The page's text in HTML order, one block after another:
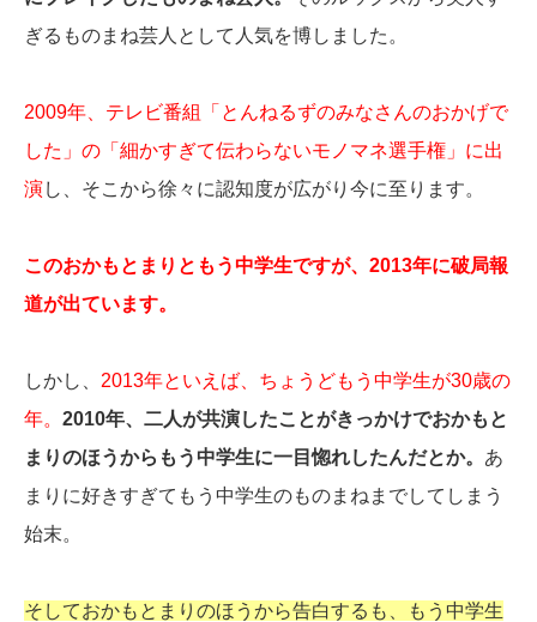
ぎるものまね芸人として人気を博しました。
2009年、テレビ番組「とんねるずのみなさんのおかげで
した」の「細かすぎて伝わらないモノマネ選手権」に出
演し、そこから徐々に認知度が広がり今に至ります。
このおかもとまりともう中学生ですが、2013年に破局報
道が出ています。
しかし、 2013年といえば、ちょうどもう中学生が30歳の
年。 2010年、二人が共演したことがきっかけでおかもと
まりのほうからもう中学生に一目惚れしたんだとか。 あ
まりに好きすぎてもう中学生のものまねまでしてしまう
始末。
そしておかもとまりのほうから告白するも、もう中学生